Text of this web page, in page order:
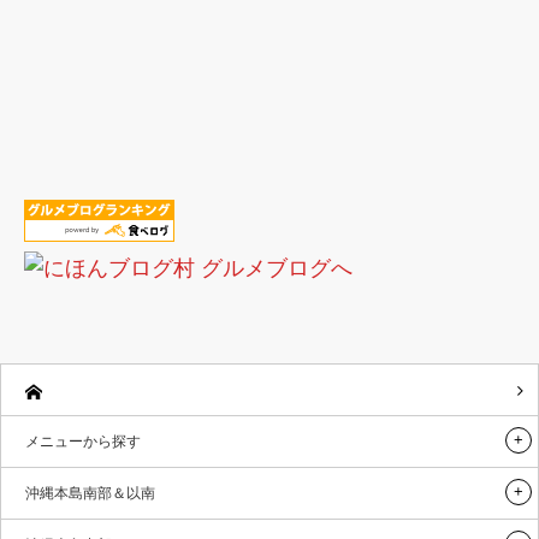
メニューから探す
沖縄本島南部＆以南